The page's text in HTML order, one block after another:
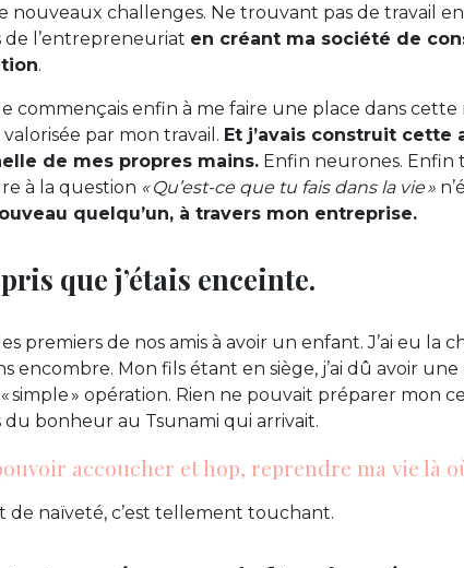
nouveaux challenges. Ne trouvant pas de travail en
de l’entrepreneuriat en créant ma société de
.
commençais enfin à me faire une place dans cette
par mon travail. Et j’avais construit cette
de mes propres mains. Enfin neurones. Enfin
à la question « Qu’est-ce que tu fais dans la vie »
quelqu’un, à travers mon entreprise.
que j’étais enceinte.
premiers de nos amis à avoir un enfant. J’ai eu la
encombre. Mon fils étant en siège, j’ai dû avoir
simple » opération. Rien ne pouvait préparer mon
bonheur au Tsunami qui arrivait.
accoucher et hop, reprendre ma vie là
de naïveté, c’est tellement touchant.